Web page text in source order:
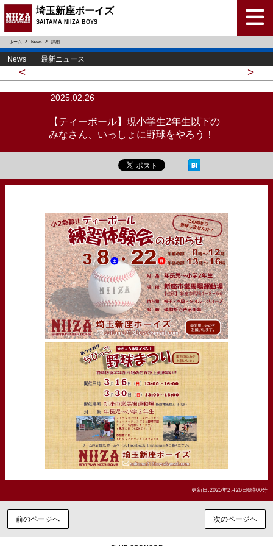
埼玉新座ボーイズ
SAITAMA NIIZA BOYS
ホーム News 詳細
News 最新ニュース
< >
2025.02.26
【ティーボール】現小学生2年生以下の
みなさん、いっしょに野球をやろう！
更新日:2025年2月26日6時00分
前のページへ 次のページヘ